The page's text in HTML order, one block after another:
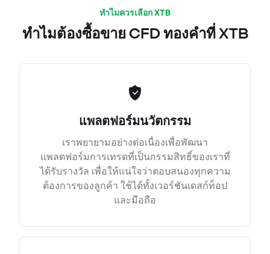
ทำไมควรเลือก XTB
ทำไมต้องซื้อขาย CFD ทองคำที่ XTB
แพลตฟอร์มนวัตกรรม
เราพยายามอย่างต่อเนื่องเพื่อพัฒนา
แพลตฟอร์มการเทรดที่เป็นกรรมสิทธิ์ของเราที่
ได้รับรางวัล เพื่อให้แน่ใจว่าตอบสนองทุกความ
ต้องการของลูกค้า ใช้ได้ทั้งเวอร์ชันเดสก์ท็อป
และมือถือ